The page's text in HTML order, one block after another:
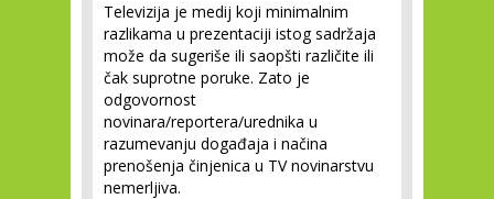
Televizija je medij koji minimalnim
razlikama u prezentaciji istog sadržaja
može da sugeriše ili saopšti različite ili
čak suprotne poruke. Zato je
odgovornost
novinara/reportera/urednika u
razumevanju događaja i načina
prenošenja činjenica u TV novinarstvu
nemerljiva.